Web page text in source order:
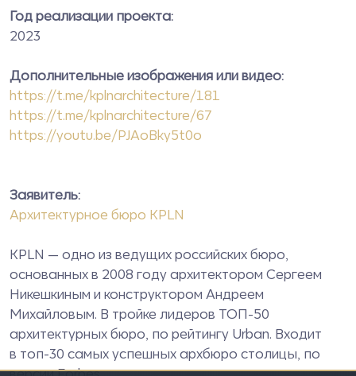
Год реализации проекта:
2023
Дополнительные изображения или видео:
https://t.me/kplnarchitecture/181
https://t.me/kplnarchitecture/67
https://youtu.be/PJAoBky5t0o
Заявитель:
Архитектурное бюро KPLN
KPLN — одно из ведущих российских бюро,
основанных в 2008 году архитектором Сергеем
Никешкиным и конструктором Андреем
Михайловым. В тройке лидеров ТОП-50
архитектурных бюро, по рейтингу Urban. Входит
в топ-30 самых успешных архбюро столицы, по